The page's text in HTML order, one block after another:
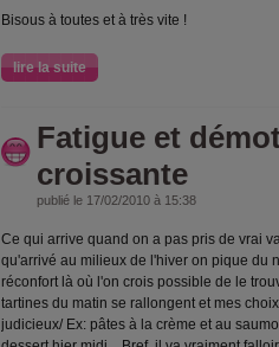
Bisous à toutes et à très vite !
lire la suite
Fatigue et
croissante
publié le 17/02/2010 à 15:38
Ce qui arrive quand on a pas pris de vrai
qu'arrivé au milieux de l'hiver on pique du
réconfort là où l'on crois possible de le
tartines du matin se rallongent et mes
judicieux/ Ex: pâtes à la crème et au